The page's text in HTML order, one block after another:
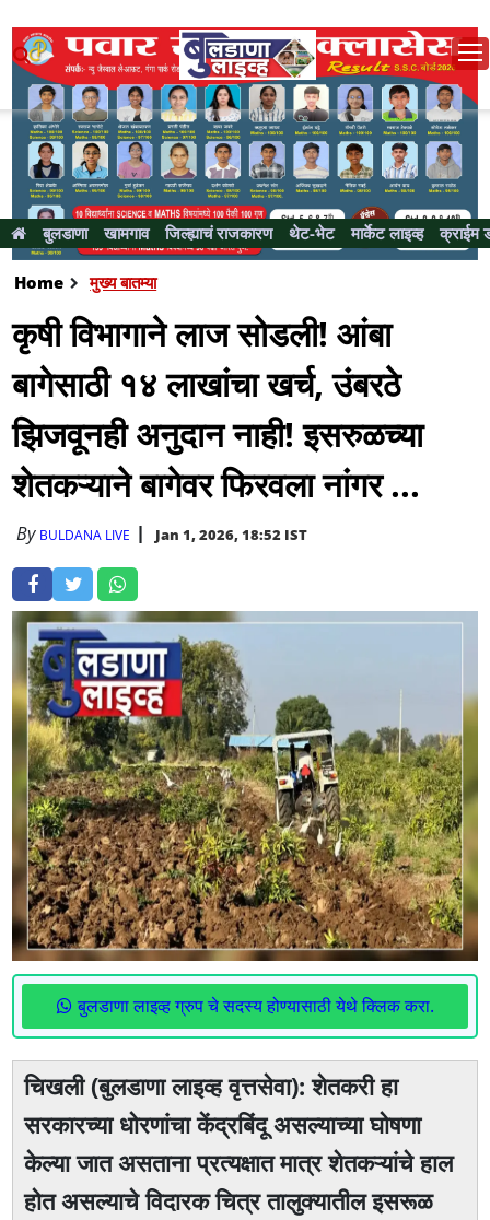
बुलडाणा खामगाव जिल्ह्याचं राजकारण थेट-भेट मार्केट लाइव्ह क्राईम
Home मुख्य बातम्या
कृषी विभागाने लाज सोडली! आंबा
बागेसाठी १४ लाखांचा खर्च, उंबरठे
झिजवूनही अनुदान नाही! इसरुळच्या
शेतकऱ्याने बागेवर फिरवला नांगर ...
By BULDANA LIVE Jan 1, 2026, 18:52 IST
बुलडाणा लाइव्ह ग्रुप चे सदस्य होण्यासाठी येथे क्लिक करा.
चिखली (बुलडाणा लाइव्ह वृत्तसेवा): शेतकरी हा
सरकारच्या धोरणांचा केंद्रबिंदू असल्याच्या घोषणा
केल्या जात असताना प्रत्यक्षात मात्र शेतकऱ्यांचे हाल
होत असल्याचे विदारक चित्र तालुक्यातील इसरूळ